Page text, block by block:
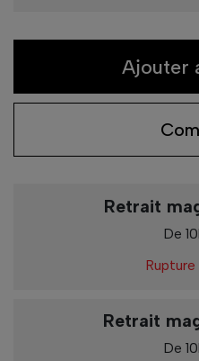
Ajouter
Retrait
De
Retrait
De